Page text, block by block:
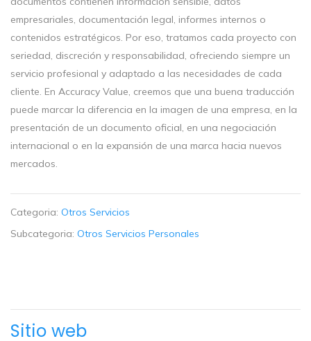
empresariales, documentación legal, informes internos o
contenidos estratégicos. Por eso, tratamos cada proyecto con
seriedad, discreción y responsabilidad, ofreciendo siempre un
servicio profesional y adaptado a las necesidades de cada
cliente. En Accuracy Value, creemos que una buena traducción
puede marcar la diferencia en la imagen de una empresa, en la
presentación de un documento oficial, en una negociación
internacional o en la expansión de una marca hacia nuevos
mercados.
Categoria: Otros Servicios
Subcategoria: Otros Servicios Personales
Sitio web